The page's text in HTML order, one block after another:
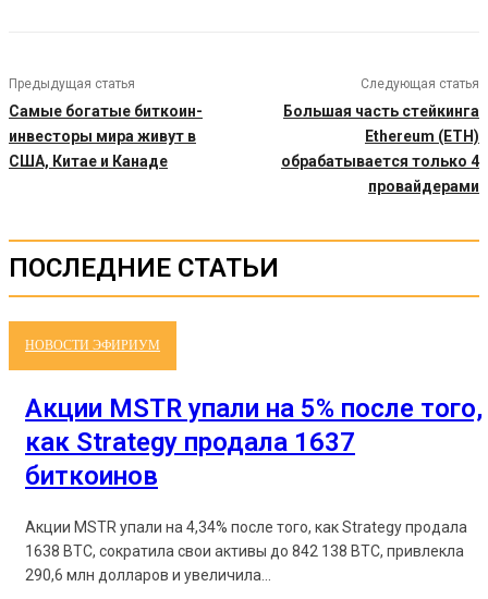
Предыдущая статья
Самые богатые биткоин-
инвесторы мира живут в
США, Китае и Канаде
Следующая статья
Большая часть стейкинга
Ethereum (ETH)
обрабатывается только 4
провайдерами
ПОСЛЕДНИЕ СТАТЬИ
НОВОСТИ ЭФИРИУМ
Акции MSTR упали на 5% после того,
как Strategy продала 1637
биткоинов
Акции MSTR упали на 4,34% после того, как Strategy продала
1638 BTC, сократила свои активы до 842 138 BTC, привлекла
290,6 млн долларов и увеличила...